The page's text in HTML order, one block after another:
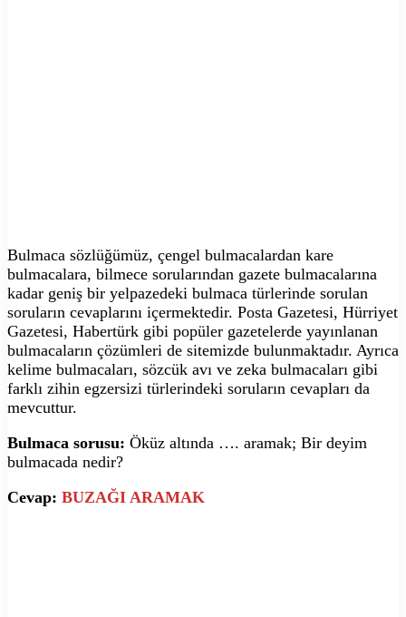
Bulmaca sözlüğümüz, çengel bulmacalardan kare
bulmacalara, bilmece sorularından gazete bulmacalarına
kadar geniş bir yelpazedeki bulmaca türlerinde sorulan
soruların cevaplarını içermektedir. Posta Gazetesi, Hürriyet
Gazetesi, Habertürk gibi popüler gazetelerde yayınlanan
bulmacaların çözümleri de sitemizde bulunmaktadır. Ayrıca
kelime bulmacaları, sözcük avı ve zeka bulmacaları gibi
farklı zihin egzersizi türlerindeki soruların cevapları da
mevcuttur.
Bulmaca sorusu: Öküz altında …. aramak; Bir deyim
bulmacada nedir?
Cevap: BUZAĞI ARAMAK